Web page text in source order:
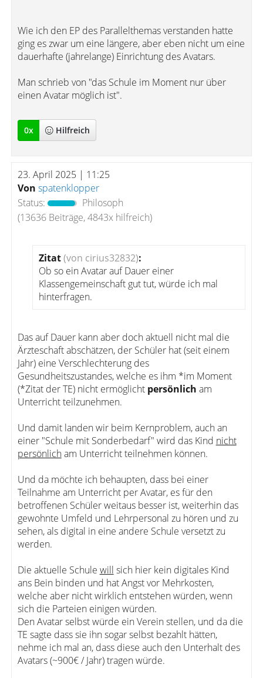
Wie ich den EP des Parallelthemas verstanden hatte
ging es zwar um eine längere, aber eben nicht um eine
dauerhafte (jahrelange) Einrichtung des Avatars.
Man schrieb von "das Schule im Moment nur über
einen Avatar möglich ist".
0x Hilfreich
23. April 2025 | 11:25
Von spatenklopper
Status:
Philosoph
(13636 Beiträge, 4843x hilfreich)
Zitat(von cirius32832):
Ob so ein Avatar auf Dauer einer
Klassengemeinschaft gut tut, würde ich mal
hinterfragen.
Das auf Dauer kann aber doch aktuell nicht mal die
Ärzteschaft abschätzen, der Schüler hat (seit einem
Jahr) eine Verschlechterung des
Gesundheitszustandes, welche es ihm *im Moment
(*Zitat der TE) nicht ermöglicht persönlich am
Unterricht teilzunehmen.
Und damit landen wir beim Kernproblem, auch an
einer "Schule mit Sonderbedarf" wird das Kind nicht
persönlicham Unterricht teilnehmen können.
Und da möchte ich behaupten, dass bei einer
Teilnahme am Unterricht per Avatar, es für den
betroffenen Schüler weitaus besser ist, weiterhin das
gewohnte Umfeld und Lehrpersonal zu hören und zu
sehen, als digital in eine andere Schule versetzt zu
werden.
Die aktuelle Schule will sich hier kein digitales Kind
ans Bein binden und hat Angst vor Mehrkosten,
welche aber nicht wirklich entstehen würden, wenn
sich die Parteien einigen würden.
Den Avatar selbst würde ein Verein stellen, und da die
TE sagte dass sie ihn sogar selbst bezahlt hätten,
nehme ich mal an, dass diese auch den Unterhalt des
Avatars (~900€ / Jahr) tragen würde.